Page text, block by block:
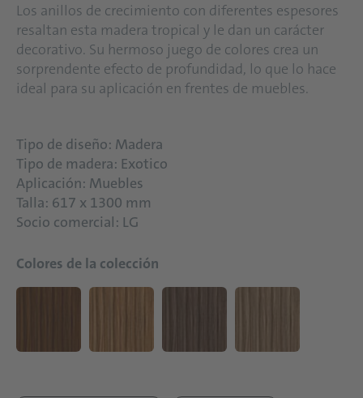
Los anillos de crecimiento con diferentes espesores
resaltan esta madera tropical y le dan un carácter
decorativo. Su hermoso juego de colores crea un
sorprendente efecto de profundidad, lo que lo hace
ideal para su aplicación en frentes de muebles.
Tipo de diseño: Madera
Tipo de madera: Exotico
Aplicación: Muebles
Talla: 617 x 1300 mm
Socio comercial: LG
Colores de la colección